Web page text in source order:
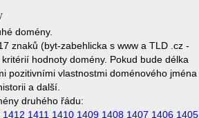
domény.
znaků (byt-zabehlicka s www a TLD .cz -
hodnoty domény. Pokud bude délka
pozitivními vlastnostmi doménového jména
a další.
druhého řádu:
1412 1411 1410 1409 1408 1407 1406 1405